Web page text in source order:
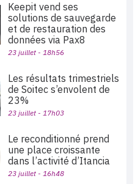
Keepit vend ses
solutions de sauvegarde
et de restauration des
données via Pax8
23 juillet - 18h56
Les résultats trimestriels
de Soitec s’envolent de
23%
23 juillet - 17h03
Le reconditionné prend
une place croissante
dans l’activité d’Itancia
23 juillet - 16h48